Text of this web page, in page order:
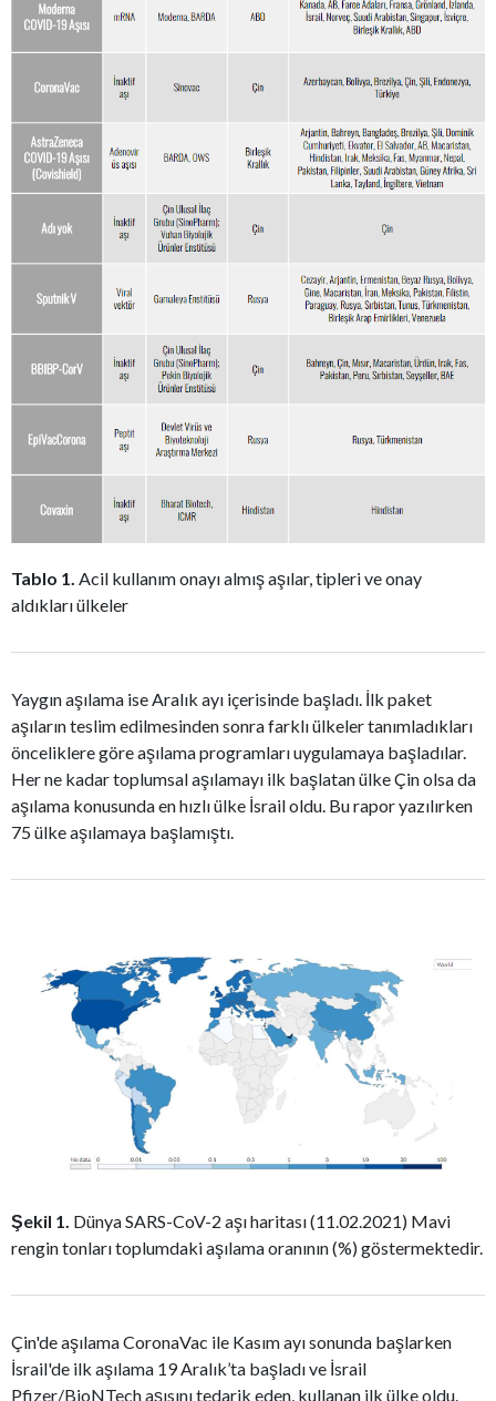
Tablo 1. Acil kullanım onayı almış aşılar, tipleri ve onay
aldıkları ülkeler
Yaygın aşılama ise Aralık ayı içerisinde başladı. İlk paket
aşıların teslim edilmesinden sonra farklı ülkeler tanımladıkları
önceliklere göre aşılama programları uygulamaya başladılar.
Her ne kadar toplumsal aşılamayı ilk başlatan ülke Çin olsa da
aşılama konusunda en hızlı ülke İsrail oldu. Bu rapor yazılırken
75 ülke aşılamaya başlamıştı.
Şekil 1. Dünya SARS-CoV-2 aşı haritası (11.02.2021) Mavi
rengin tonları toplumdaki aşılama oranının (%) göstermektedir.
Çin'de aşılama CoronaVac ile Kasım ayı sonunda başlarken
İsrail'de ilk aşılama 19 Aralık’ta başladı ve İsrail
Pfizer/BioNTech aşısını tedarik eden, kullanan ilk ülke oldu.